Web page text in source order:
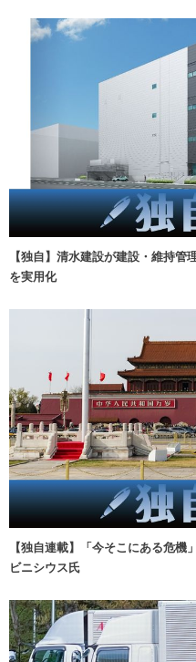
【独自】清水建設が建設・維持
を実用化
【独自連載】「今そこにある危
ビニシウス氏